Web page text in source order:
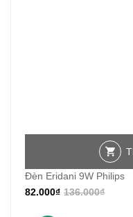
Đèn Eridani 9W Philips
136.000₫
82.000₫